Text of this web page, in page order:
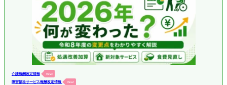
介護報酬改定情報 New!
障害福祉サービス報酬改定情報 New!